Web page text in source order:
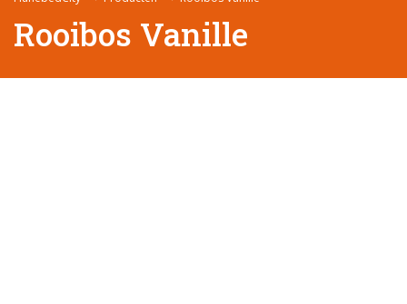
Rooibos Vanille